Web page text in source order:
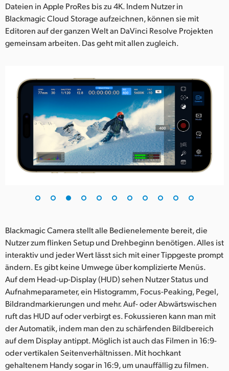
Dateien in Apple ProRes bis zu 4K. Indem Nutzer in
Blackmagic Cloud Storage aufzeichnen, können sie mit
Editoren auf der ganzen Welt an DaVinci Resolve Projekten
gemeinsam arbeiten. Das geht mit allen zugleich.
Blackmagic Camera stellt alle Bedienelemente bereit, die
Nutzer zum flinken Setup und Drehbeginn benötigen. Alles ist
interaktiv und jeder Wert lässt sich mit einer Tippgeste prompt
ändern. Es gibt keine Umwege über komplizierte Menüs.
Auf dem Head-up-Display (HUD) sehen Nutzer Status und
Aufnahmeparameter, ein Histogramm, Focus-Peaking, Pegel,
Bildrandmarkierungen und mehr. Auf- oder Abwärtswischen
ruft das HUD auf oder verbirgt es. Fokussieren kann man mit
der Automatik, indem man den zu schärfenden Bildbereich
auf dem Display antippt. Möglich ist auch das Filmen in 16:9-
oder vertikalen Seitenverhältnissen. Mit hochkant
gehaltenem Handy sogar in 16:9, um unauffällig zu filmen.